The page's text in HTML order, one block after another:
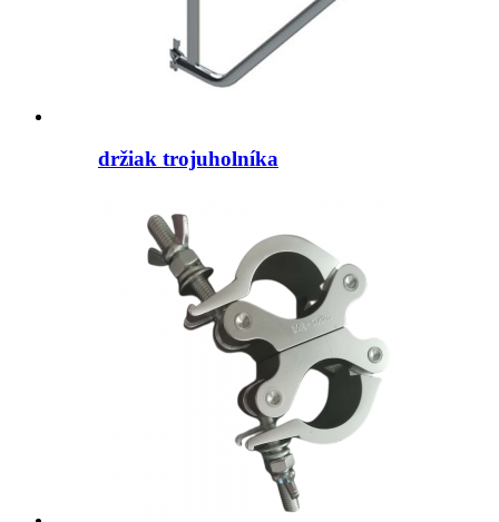
držiak trojuholníka